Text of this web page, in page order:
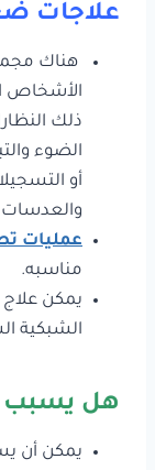
علاجات
هناك
الأشخاص
ذلك
الضوء
أو
والعدسات
عمليات
مناسبه.
يمكن
الشبكية
هل يسبب
يمكن أن